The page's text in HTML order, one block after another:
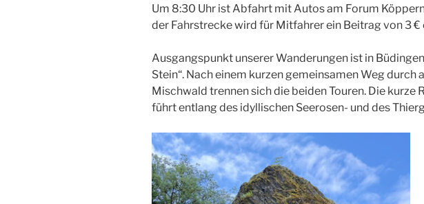
Um 8:30 Uhr ist Abfahrt mit Autos am Forum
der Fahrstrecke wird für Mitfahrer ein Beitrag von 3 €
Ausgangspunkt unserer Wanderungen ist in
Stein“. Nach einem kurzen gemeinsamen Weg durch
Mischwald trennen sich die beiden Touren. Die kurze
führt entlang des idyllischen Seerosen- und des